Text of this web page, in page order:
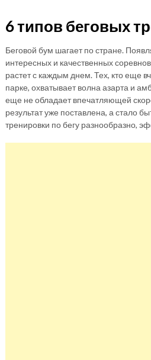
6 типов беговых
Беговой бум шагает по стране.
интересных и качественных
растет с каждым днем. Тех, кто еще
парке, охватывает волна азарта и
еще не обладает впечатляющей
результат уже поставлена, а стало
тренировки по бегу разнообразно,